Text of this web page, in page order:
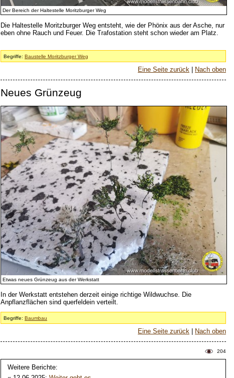
Der Bereich der Haltestelle Moritzburger Weg
Die Haltestelle Moritzburger Weg entsteht, wie der Phönix aus der Asche, nur
eben ohne Rauch und Feuer. Die Trafostation steht schon wieder am Platz.
Begriffe:Baustelle Moritzburger Weg
Eine Seite zurück Nach oben
Neues Grünzeug
Etwas neues Grünzeug aus der Werkstatt
In der Werkstatt entstehen derzeit einige richtige Wildwuchse. Die
Anpflanzflächen sind querfeldein verteilt.
Begriffe:Baumbau
Eine Seite zurück Nach oben
204
Weitere Berichte: